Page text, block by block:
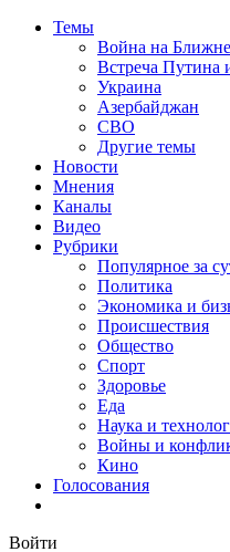
Темы
Война на
Встреча Путина
Украина
Азербайджан
СВО
Другие темы
Новости
Мнения
Каналы
Видео
Рубрики
Популярное за
Политика
Экономика и
Происшествия
Общество
Спорт
Здоровье
Еда
Наука и
Войны и
Кино
Голосования
Войти